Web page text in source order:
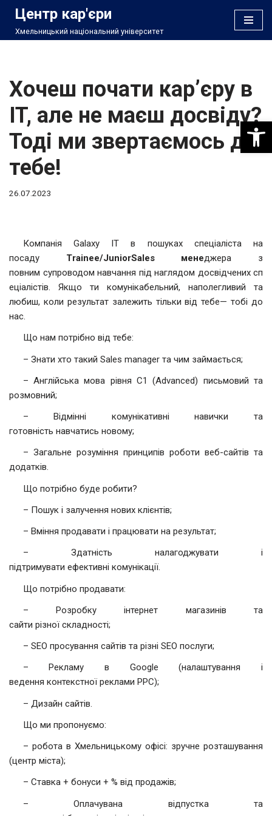
Перейти
Центр кар'єри
Хмельницький національний університет
Хочеш почати кар’єру в
IT, але не маєш досвіду?
Тоді ми звертаємось до
тебе!
26.07.2023
Компанія Galaxy IT в пошуках спеціаліста на
посаду Trainee/JuniorSales менеджера з
повним супроводом навчання під наглядом досвідчених сп
еціалістів. Якщо ти комунікабельний, наполегливий та
любиш, коли результат залежить тільки від тебе— тобі до
нас.
Що нам потрібно від тебе:
– Знати хто такий Sales manager та чим займається;
– Англійська мова рівня C1 (Advanced) письмовий та
розмовний;
– Відмінні комунікативні навички та
готовність навчатись новому;
– Загальне розуміння принципів роботи веб-сайтів та
додатків.
Що потрібно буде робити?
– Пошук і залучення нових клієнтів;
– Вміння продавати і працювати на результат;
– Здатність налагоджувати і
підтримувати ефективні комунікації.
Що потрібно продавати:
– Розробку інтернет магазинів та
сайти різної складності;
– SEO просування сайтів та різні SEO послуги;
– Рекламу в Google (налаштування і
ведення контекстної реклами PPC);
– Дизайн сайтів.
Що ми пропонуємо:
– робота в Хмельницькому офісі: зручне розташування
(центр міста);
– Ставка + бонуси + % від продажів;
– Оплачувана відпустка та